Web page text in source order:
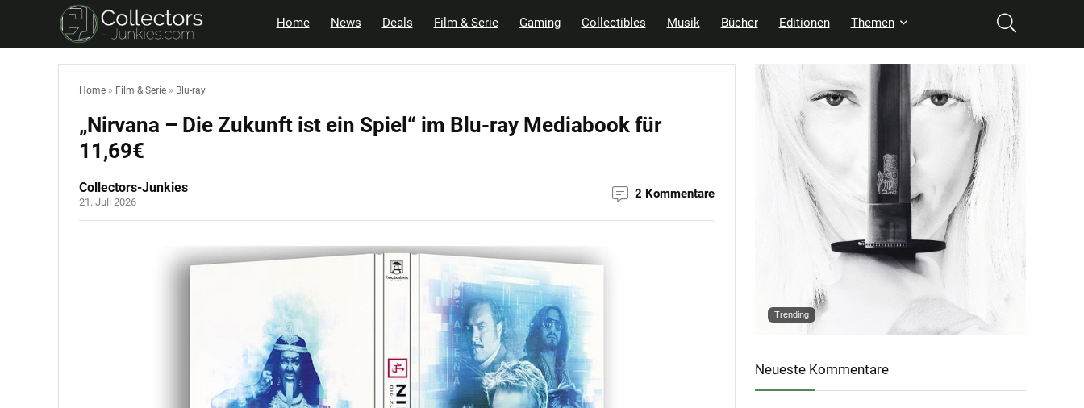
Home News Deals Film & Serie Gaming Collectibles Musik Bücher Editionen Themen
Home » Film & Serie » Blu-ray
„Nirvana – Die Zukunft ist ein Spiel“ im Blu-ray Mediabook für
11,69€
Collectors-Junkies
21. Juli 2026
2 Kommentare
Trending
Neueste Kommentare